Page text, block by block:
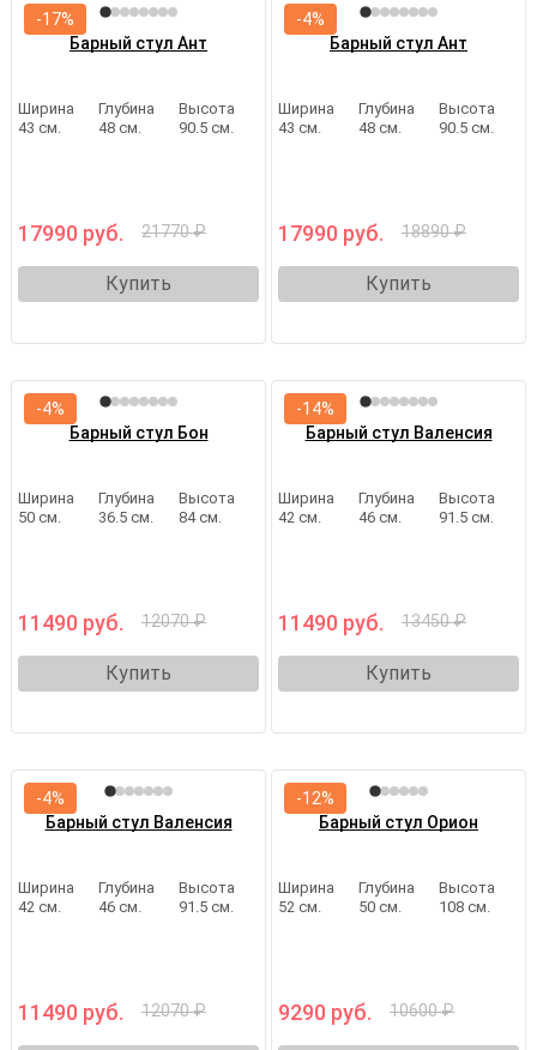
Барный стул Ант
Ширина
43 см.
Глубина
48 см.
Высота
90.5 см.
17990 руб. 21770 ₽
Купить
-17%
Барный стул Ант
Ширина
43 см.
Глубина
48 см.
Высота
90.5 см.
17990 руб. 18890 ₽
Купить
-4%
Барный стул Бон
Ширина
50 см.
Глубина
36.5 см.
Высота
84 см.
11490 руб. 12070 ₽
Купить
-4%
Барный стул Валенсия
Ширина
42 см.
Глубина
46 см.
Высота
91.5 см.
11490 руб. 13450 ₽
Купить
-14%
Барный стул Валенсия
Ширина
42 см.
Глубина
46 см.
Высота
91.5 см.
11490 руб. 12070 ₽
-4%
Барный стул Орион
Ширина
52 см.
Глубина
50 см.
Высота
108 см.
9290 руб. 10600 ₽
-12%